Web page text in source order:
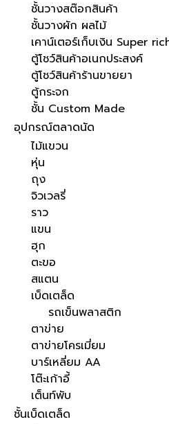
ชั้นวางสต๊อกสินค้า
ชั้นวางผัก ผลไม้
เคาน์เตอร์เก็บเงิน Super
ตู้โชว์สินค้าอเนกประสงค์
ตู้โชว์สินค้าร้านขายยา
ตู้กระจก
ชั้น Custom Made
อุปกรณ์ตลาดนัด
ไม้แขวน
หุ่น
ถุง
จิวเวลรี่
ราว
แขน
ฮุก
ตะขอ
สแตน
เบ็ดเตล็ด
รถเข็นพลาสติก
ตาข่าย
ตาข่ายโครเมี่ยม
บาร์เหลี่ยม AA
โต๊ะเก้าอี้
เต็นท์พับ
ชั้นเบ็ดเตล็ด